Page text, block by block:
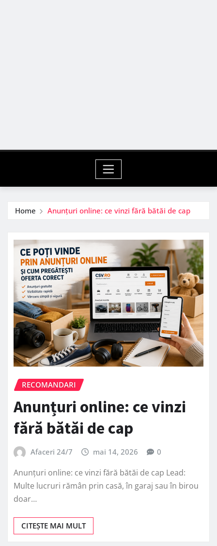
Home Anunțuri online: ce vinzi fără bătăi de cap
RECOMANDARI
Anunțuri online: ce vinzi
fără bătăi de cap
Afaceri 24/7 mai 14, 2026 0
Anunțuri online: ce vinzi fără bătăi de cap Lead:
Multe lucruri rămân prin casă, în garaj sau în birou
doar…
CITEȘTE MAI MULT